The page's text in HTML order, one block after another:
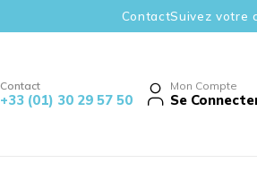
ContactSuivez votre
Contact
+33 (01) 30 29 57 50
Mon Compte
Se